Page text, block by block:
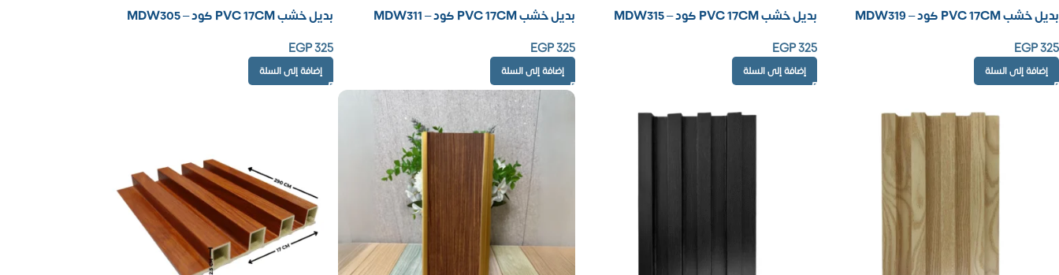
بديل خشب PVC 17CM كود – MDW319
EGP325
إضافة إلى السلة
بديل خشب PVC 17CM كود – MDW315
EGP325
إضافة إلى السلة
بديل خشب PVC 17CM كود – MDW311
EGP325
إضافة إلى السلة
بديل خشب PVC 17CM كود – MDW305
EGP325
إضافة إلى السلة